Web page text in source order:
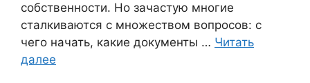
собственности. Но зачастую многие
сталкиваются с множеством вопросов: с
чего начать, какие документы … Читать
далее